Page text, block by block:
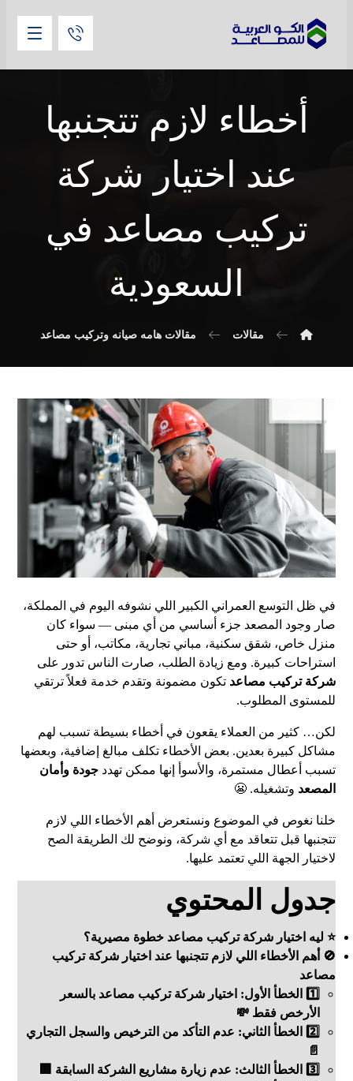
أخطاء لازم تتجنبها
عند اختيار شركة
تركيب مصاعد في
السعودية
مقالات مقالات هامه صيانه وتركيب مصاعد
في ظل التوسع العمراني الكبير اللي نشوفه اليوم في المملكة،
صار وجود المصعد جزء أساسي من أي مبنى — سواء كان
منزل خاص، شقق سكنية، مباني تجارية، مكاتب، أو حتى
استراحات كبيرة. ومع زيادة الطلب، صارت الناس تدور على
شركة تركيب مصاعد تكون مضمونة وتقدم خدمة فعلاً ترتقي
للمستوى المطلوب.
لكن… كثير من العملاء يقعون في أخطاء بسيطة تسبب لهم
مشاكل كبيرة بعدين. بعض الأخطاء تكلف مبالغ إضافية، وبعضها
تسبب أعطال مستمرة، والأسوأ إنها ممكن تهددجودة وأمان
المصعد وتشغيله. 😬
خلنا نغوص في الموضوع ونستعرض أهم الأخطاء اللي لازم
تتجنبها قبل تتعاقد مع أي شركة، ونوضح لك الطريقة الصح
لاختيار الجهة اللي تعتمد عليها.
جدول المحتوي
⭐ ليه اختيار شركة تركيب مصاعد خطوة مصيرية؟
🚫 أهم الأخطاء اللي لازم تتجنبها عند اختيار شركة تركيب
مصاعد
1️⃣ الخطأ الأول: اختيار شركة تركيب مصاعد بالسعر
الأرخص فقط 💸
2️⃣ الخطأ الثاني: عدم التأكد من الترخيص والسجل التجاري
📄
3️⃣ الخطأ الثالث: عدم زيارة مشاريع الشركة السابقة 🏢